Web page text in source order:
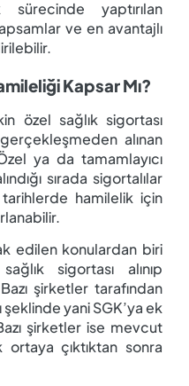
yaptırılan
ve en avantajlı
Kapsar Mı?
özel sağlık sigortası
alınan
ya da tamamlayıcı
sırada sigortalılar
hamilelik için
edilen konulardan biri
sigortası alınıp
şirketler tarafından
şeklinde yani SGK’ya ek
şirketler ise mevcut
çıktıktan sonra